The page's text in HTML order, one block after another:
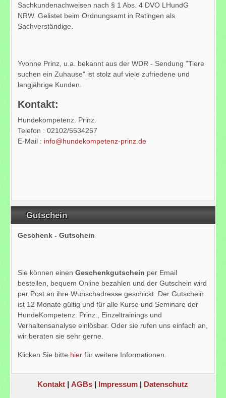
Kontakt |AGBs | Impressum | Datenschutz
Sachkundenachweisen nach § 1 Abs. 4 DVO LHundG
NRW. Gelistet beim Ordnungsamt in Ratingen als
Sachverständige.
Yvonne Prinz, u.a. bekannt aus der WDR - Sendung "Tiere
suchen ein Zuhause" ist stolz auf viele zufriedene und
langjährige Kunden.
Kontakt:
Hundekompetenz. Prinz.
Telefon : 02102/5534257
E-Mail : info@hundekompetenz-prinz.de
Gutschein
Geschenk - Gutschein
Sie können einenGeschenkgutschein per Email
bestellen, bequem Online bezahlen und der Gutschein wird
per Post an ihre Wunschadresse geschickt. Der Gutschein
ist 12 Monate gültig und für alle Kurse und Seminare der
HundeKompetenz. Prinz., Einzeltrainings und
Verhaltensanalyse einlösbar. Oder sie rufen uns einfach an,
wir beraten sie sehr gerne.
Klicken Sie bitte hier für weitere Informationen.